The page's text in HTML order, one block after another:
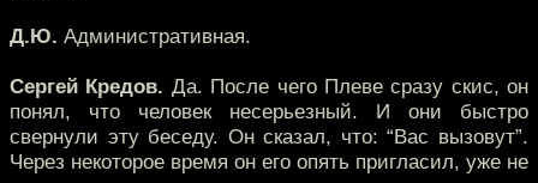
Д.Ю. Административная.
Сергей Кредов. Да. После чего Плеве сразу скис, он
понял, что человек несерьезный. И они быстро
свернули эту беседу. Он сказал, что: “Вас вызовут”.
Через некоторое время он его опять пригласил, уже не